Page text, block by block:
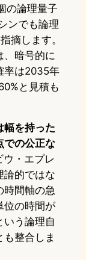
の論理量子
ンでも論理
摘します。
、暗号的に
率は2035年
と見積も
幅を持った
での公正な
・エプレ
論的ではな
時間軸の急
位の時間が
いう論理自
整合しま